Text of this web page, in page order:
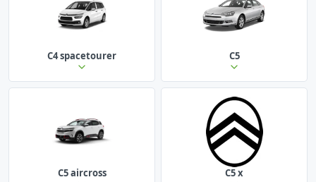
C4 spacetourer C5
C5 aircross C5 x